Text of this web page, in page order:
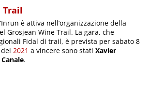
Trail
è attiva nell’organizzazione della
Grosjean Wine Trail. La gara, che
Fidal di trail, è prevista per sabato 8
del2021 a vincere sono statiXavier
.